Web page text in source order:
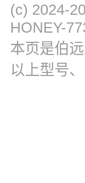
(c) 2024-
HONEY-
本页是伯
以上型号